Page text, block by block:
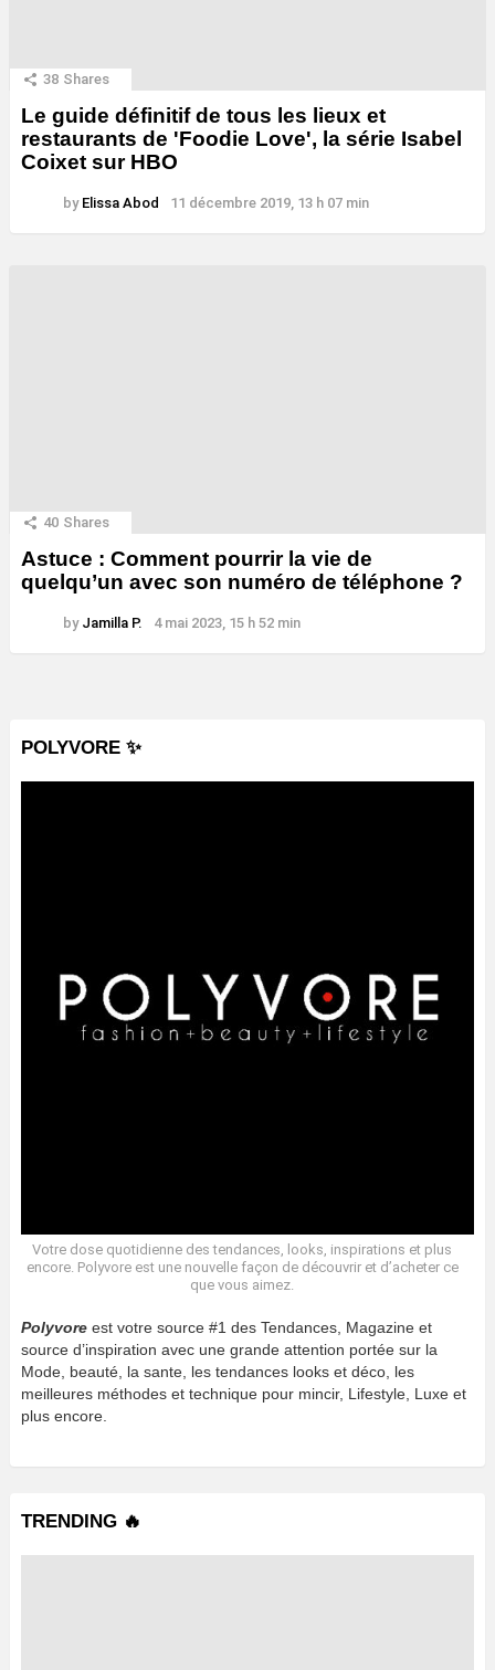
38 Shares
Le guide définitif de tous les lieux et
restaurants de 'Foodie Love', la série Isabel
Coixet sur HBO
by Elissa Abod 11 décembre 2019, 13 h 07 min
40 Shares
Astuce : Comment pourrir la vie de
quelqu’un avec son numéro de téléphone ?
by Jamilla P. 4 mai 2023, 15 h 52 min
POLYVORE ✨
Votre dose quotidienne des tendances, looks, inspirations et plus
encore. Polyvore est une nouvelle façon de découvrir et d’acheter ce
que vous aimez.
Polyvore est votre source #1 des Tendances, Magazine et
source d’inspiration avec une grande attention portée sur la
Mode, beauté, la sante, les tendances looks et déco, les
meilleures méthodes et technique pour mincir, Lifestyle, Luxe et
plus encore.
TRENDING 🔥